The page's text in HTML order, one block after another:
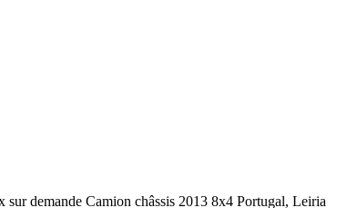
sur demande Camion châssis 2013 8x4 Portugal, Leiria